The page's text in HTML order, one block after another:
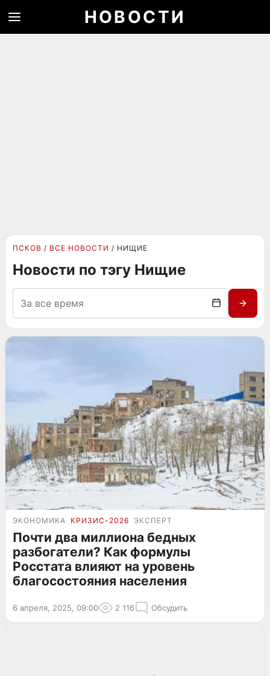
НОВОСТИ
ПСКОВ ВСЕ НОВОСТИ НИЩИЕ
Новости по тэгу Нищие
ЭКОНОМИКА КРИЗИС-2026 ЭКСПЕРТ
Почти два миллиона бедных
разбогатели? Как формулы
Росстата влияют на уровень
благосостояния населения
6 апреля, 2025, 09:00 2 116 Обсудить